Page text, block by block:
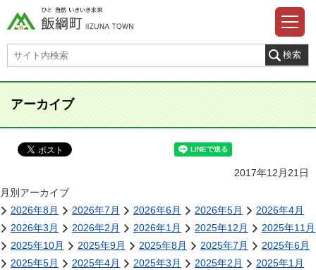
アーカイブ
2017年12月21日
月別アーカイブ
2026年8月
2026年7月 2026年6月 2026年5月
2026年4月
2026年3月
2026年2月 2026年1月 2025年12月
2025年11月
2025年10月
2025年9月 2025年8月 2025年7月
2025年6月
2025年5月
2025年4月 2025年3月 2025年2月
2025年1月